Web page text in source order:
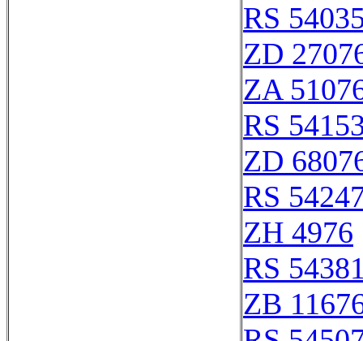
RS
ZD
ZA
RS
ZD
RS
ZH 4976
RS
ZB